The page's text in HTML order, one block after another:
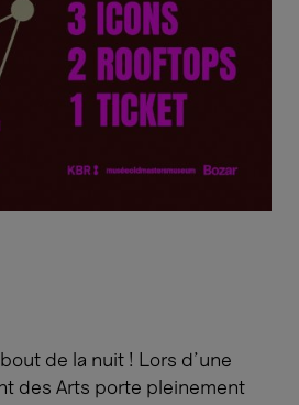
de la nuit ! Lors d’une
des Arts porte pleinement